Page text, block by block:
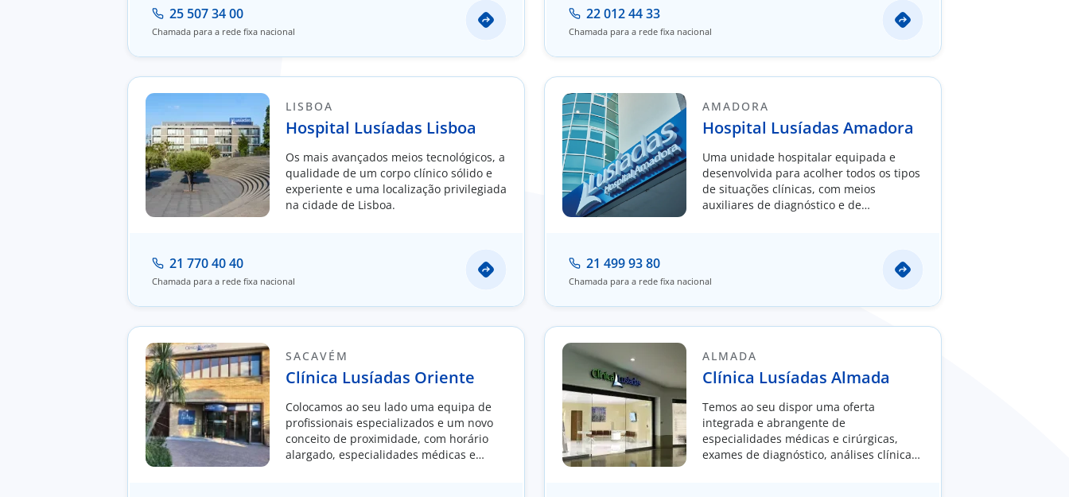
25 507 34 00
Chamada para a rede fixa nacional
22 012 44 33
Chamada para a rede fixa nacional
LISBOA
Hospital Lusíadas Lisboa
Os mais avançados meios tecnológicos, a
qualidade de um corpo clínico sólido e
experiente e uma localização privilegiada
na cidade de Lisboa.
21 770 40 40
Chamada para a rede fixa nacional
AMADORA
Hospital Lusíadas Amadora
Uma unidade hospitalar equipada e
desenvolvida para acolher todos os tipos
de situações clínicas, com meios
auxiliares de diagnóstico e de
21 499 93 80
Chamada para a rede fixa nacional
SACAVÉM
Clínica Lusíadas Oriente
Colocamos ao seu lado uma equipa de
profissionais especializados e um novo
conceito de proximidade, com horário
alargado, especialidades médicas e
ALMADA
Clínica Lusíadas Almada
Temos ao seu dispor uma oferta
integrada e abrangente de
especialidades médicas e cirúrgicas,
exames de diagnóstico, análises clínicas